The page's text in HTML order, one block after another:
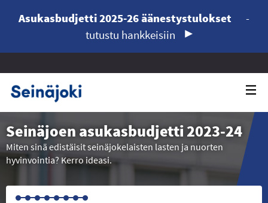
Asukasbudjetti 2025-26 äänestystulokset
-
tutustu hankkeisiin
Seinäjoen asukasbudjetti 2023-24
Miten sinä edistäisit seinäjokelaisten lasten ja nuorten
hyvinvointia? Kerro ideasi.